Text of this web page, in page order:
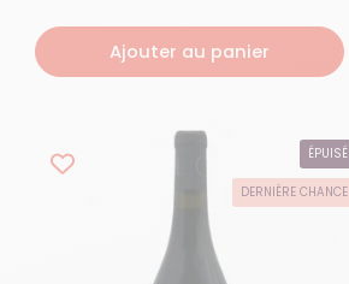
Ajouter au panier
ÉPUISÉ
DERNIÈRE CHANCE